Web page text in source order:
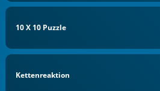
10 X 10 Puzzle
Kettenreaktion